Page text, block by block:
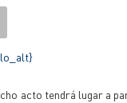
acto tendrá lugar a